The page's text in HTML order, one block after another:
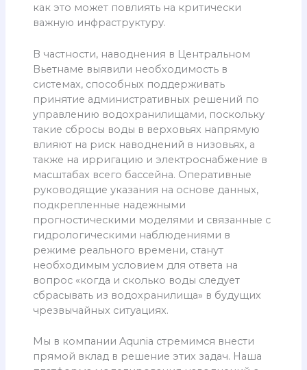
как это может повлиять на критически
важную инфраструктуру.
В частности, наводнения в Центральном
Вьетнаме выявили необходимость в
системах, способных поддерживать
принятие административных решений по
управлению водохранилищами, поскольку
такие сбросы воды в верховьях напрямую
влияют на риск наводнений в низовьях, а
также на ирригацию и электроснабжение в
масштабах всего бассейна. Оперативные
руководящие указания на основе данных,
подкрепленные надежными
прогностическими моделями и связанные с
гидрологическими наблюдениями в
режиме реального времени, станут
необходимым условием для ответа на
вопрос «когда и сколько воды следует
сбрасывать из водохранилища» в будущих
чрезвычайных ситуациях.
Мы в компании Aqunia стремимся внести
прямой вклад в решение этих задач. Наша